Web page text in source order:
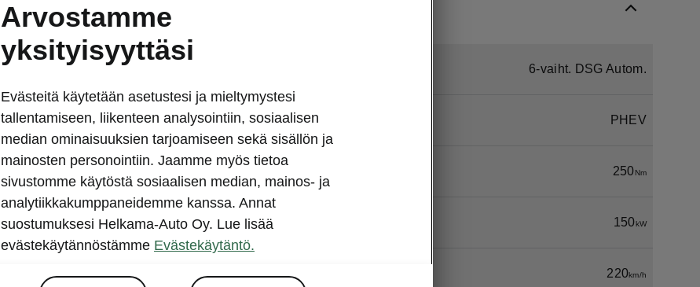
6-vaiht. DSG Autom.
PHEV
250Nm
150kW
220km/h
Arvostamme
yksityisyyttäsi
Evästeitä käytetään asetustesi ja mieltymystesi
tallentamiseen, liikenteen analysointiin, sosiaalisen
median ominaisuuksien tarjoamiseen sekä sisällön ja
mainosten personointiin. Jaamme myös tietoa
sivustomme käytöstä sosiaalisen median, mainos- ja
analytiikkakumppaneidemme kanssa. Annat
suostumuksesi Helkama-Auto Oy. Lue lisää
evästekäytännöstämme Evästekäytäntö.